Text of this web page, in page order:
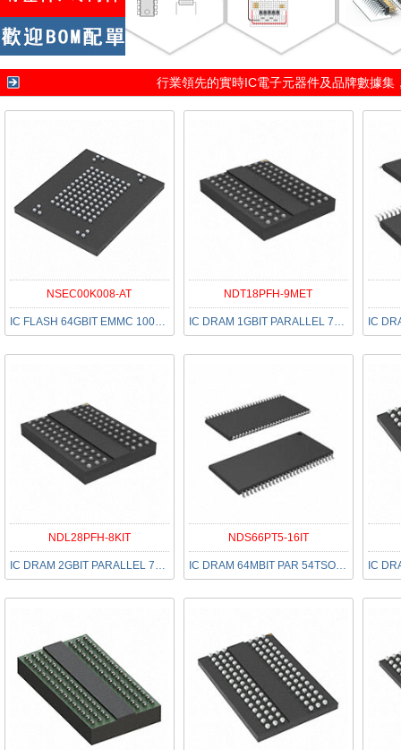
行業領先的實時IC電子元器件及品牌數據集
NSEC00K008-AT
IC FLASH 64GBIT EMMC 100BGA
NDT18PFH-9MET
IC DRAM 1GBIT PARALLEL 78FBGA
NDL28PFH-8KIT
IC DRAM 2GBIT PARALLEL 78FBGA
NDS66PT5-16IT
IC DRAM 64MBIT PAR 54TSOP II